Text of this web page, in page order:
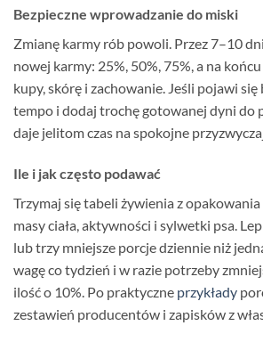
Bezpieczne wprowadzanie do miski
Zmianę karmy rób powoli. Przez 7–10
nowej karmy: 25%, 50%, 75%, a na
kupy, skórę i zachowanie. Jeśli pojawi
tempo i dodaj trochę gotowanej dyni do
daje jelitom czas na spokojne
Ile i jak często podawać
Trzymaj się tabeli żywienia z
masy ciała, aktywności i sylwetki psa.
lub trzy mniejsze porcje dziennie niż
wagę co tydzień i w razie potrzeby
ilość o 10%. Po praktyczne przykłady
zestawień producentów i zapisków z